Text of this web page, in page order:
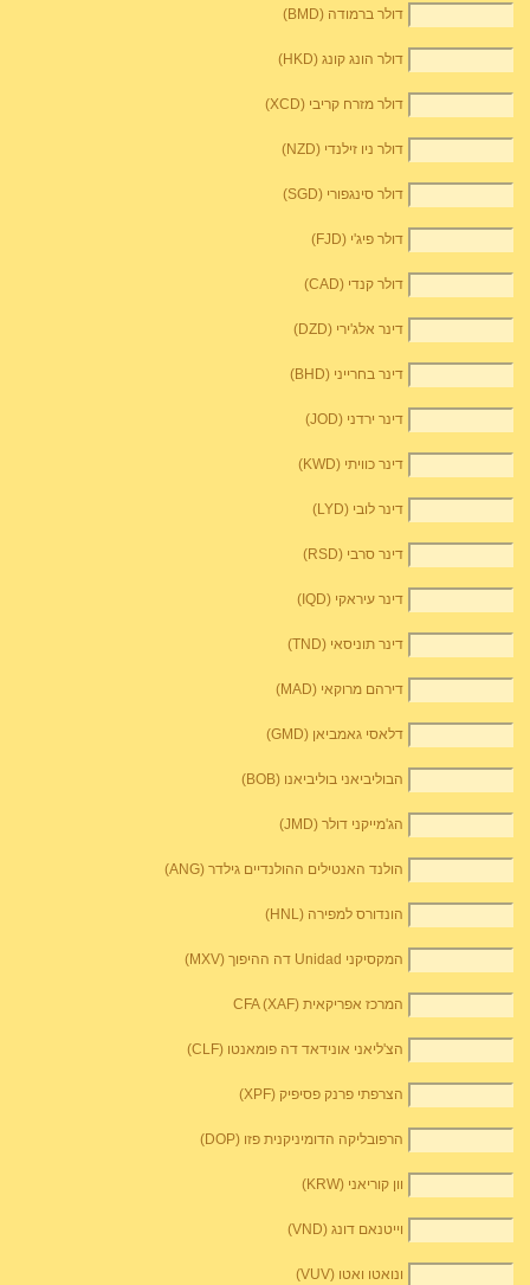
דולר ברמודה (BMD)
דולר הונג קונג (HKD)
דולר מזרח קריבי (XCD)
דולר ניו זילנדי (NZD)
דולר סינגפורי (SGD)
דולר פיג'י (FJD)
דולר קנדי (CAD)
דינר אלג'ירי (DZD)
דינר בחרייני (BHD)
דינר ירדני (JOD)
דינר כוויתי (KWD)
דינר לובי (LYD)
דינר סרבי (RSD)
דינר עיראקי (IQD)
דינר תוניסאי (TND)
דירהם מרוקאי (MAD)
דלאסי גאמביאן (GMD)
הבוליביאני בוליביאנו (BOB)
הג'מייקני דולר (JMD)
הולנד האנטילים ההולנדיים גילדר (ANG)
הונדורס למפירה (HNL)
המקסיקני Unidad דה ההיפוך (MXV)
המרכז אפריקאית CFA (XAF)
הצ'ליאני אונידאד דה פומאנטו (CLF)
הצרפתי פרנק פסיפיק (XPF)
הרפובליקה הדומיניקנית פזו (DOP)
וון קוריאני (KRW)
וייטנאם דונג (VND)
ונואטו ואטו (VUV)